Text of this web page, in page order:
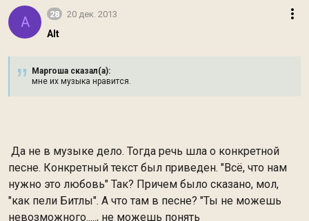
A 28 20 дек. 2013
Alt
Маргоша сказал(а):
мне их музыка нравится.
Да не в музыке дело. Тогда речь шла о конкретной
песне. Конкретный текст был приведен. "Всё, что нам
нужно это любовь" Так? Причем было сказано, мол,
"как пели Битлы". А что там в песне? "Ты не можешь
невозможного....., не можешь понять